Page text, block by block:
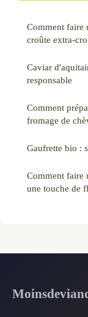
Comment faire
croûte extra-
Caviar
responsable
Comment
fromage de
Gaufrette bio :
Comment faire
une touche de